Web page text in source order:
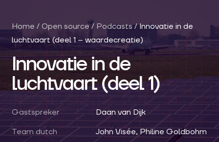
Home / Open source/ Podcasts/Innovatie in de
luchtvaart (deel 1 – waardecreatie)
Innovatie in de
luchtvaart (deel 1)
Gastspreker
Daan van Dijk
Team dutch
John Visée, Philine Goldbohm